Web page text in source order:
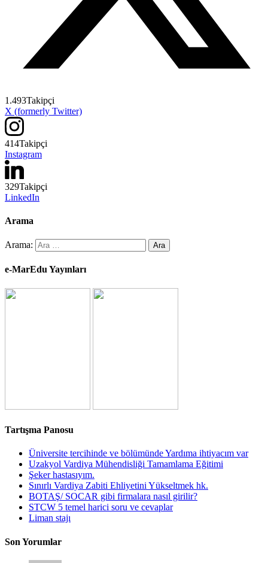
1.493Takipçi
X (formerly Twitter)
414Takipçi
Instagram
329Takipçi
LinkedIn
Arama
Arama:
e-MarEdu Yayınları
Tartışma Panosu
Üniversite tercihinde ve bölümünde Yardıma ihtiyacım var
Uzakyol Vardiya Mühendisliği Tamamlama Eğitimi
Şeker hastasıyım.
Sınırlı Vardiya Zabiti Ehliyetini Yükseltmek hk.
BOTAŞ/ SOCAR gibi firmalara nasıl girilir?
STCW 5 temel harici soru ve cevaplar
Liman stajı
Son Yorumlar